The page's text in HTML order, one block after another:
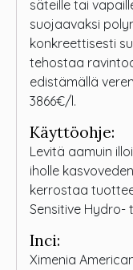
säteille tai
suojaavaksi
konkreettisesti
tehostaa
edistämällä
3866€/l.
Käyttöohje:
Levitä aamuin
iholle
kerrostaa
Sensitive Hydro-
Inci:
Ximenia